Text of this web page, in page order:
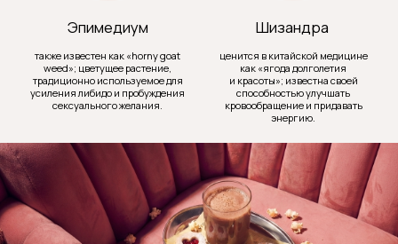
НАТУРАЛЬНЫЕ
ПОВЫШЕНИЯ ЛИБИДО